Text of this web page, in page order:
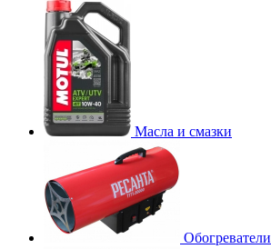
Масла и смазки
Обогреватели